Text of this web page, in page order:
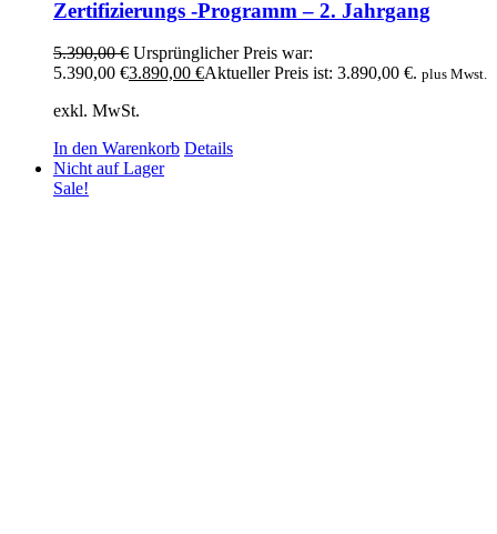
Zertifizierungs -Programm – 2. Jahrgang
5.390,00€ Ursprünglicher Preis war:
5.390,00 €3.890,00 €Aktueller Preis ist: 3.890,00 €. plus Mwst.
exkl. MwSt.
In den Warenkorb Details
Nicht auf Lager
Sale!